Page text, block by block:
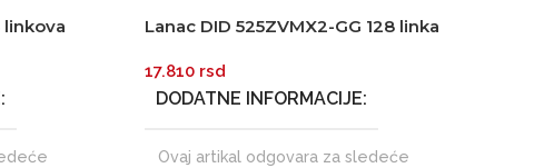
linkova
Lanac DID 525ZVMX2-GG 128 linka
17.810 rsd
DODATNE INFORMACIJE
Ovaj artikal odgovara za sledeće